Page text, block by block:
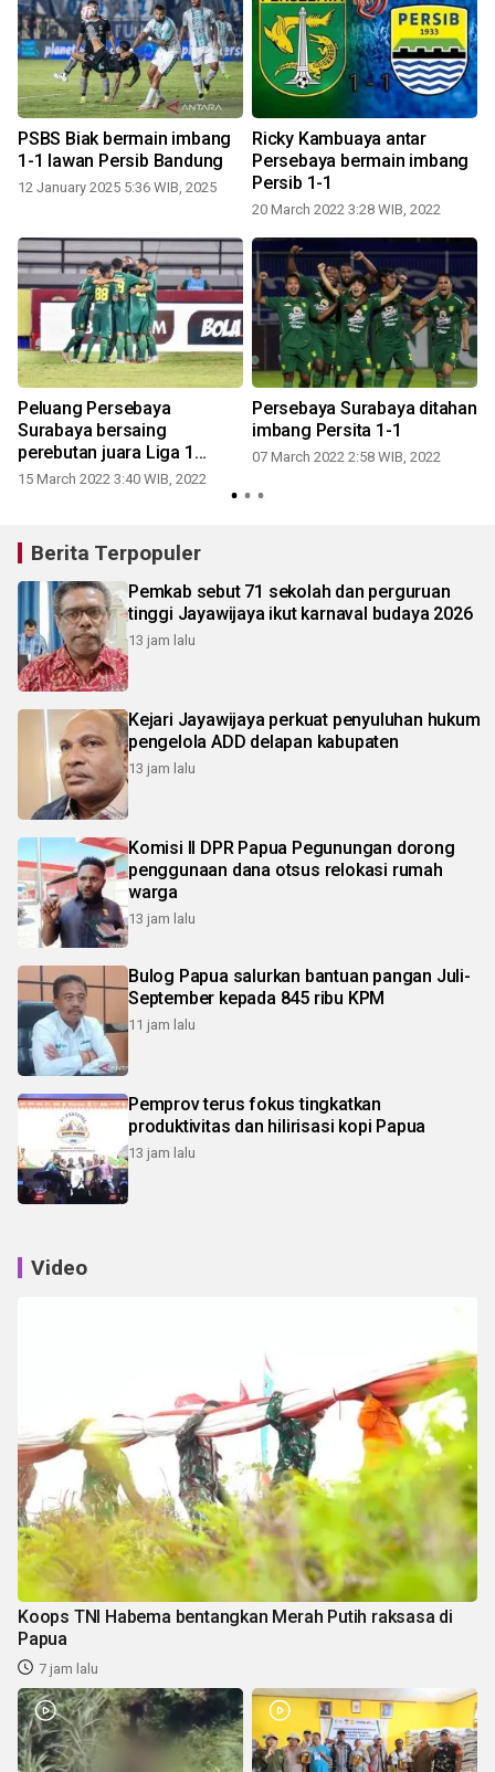
PSBS Biak bermain imbang
1-1 lawan Persib Bandung
12 January 2025 5:36 WIB, 2025
Ricky Kambuaya antar
Persebaya bermain imbang
Persib 1-1
20 March 2022 3:28 WIB, 2022
Peluang Persebaya
Surabaya bersaing
perebutan juara Liga 1
menipis
15 March 2022 3:40 WIB, 2022
Persebaya Surabaya ditahan
imbang Persita 1-1
07 March 2022 2:58 WIB, 2022
Berita Terpopuler
Pemkab sebut 71 sekolah dan perguruan
tinggi Jayawijaya ikut karnaval budaya 2026
13 jam lalu
Kejari Jayawijaya perkuat penyuluhan hukum
pengelola ADD delapan kabupaten
13 jam lalu
Komisi II DPR Papua Pegunungan dorong
penggunaan dana otsus relokasi rumah
warga
13 jam lalu
Bulog Papua salurkan bantuan pangan Juli-
September kepada 845 ribu KPM
11 jam lalu
Pemprov terus fokus tingkatkan
produktivitas dan hilirisasi kopi Papua
13 jam lalu
Video
Koops TNI Habema bentangkan Merah Putih raksasa di
Papua
7 jam lalu